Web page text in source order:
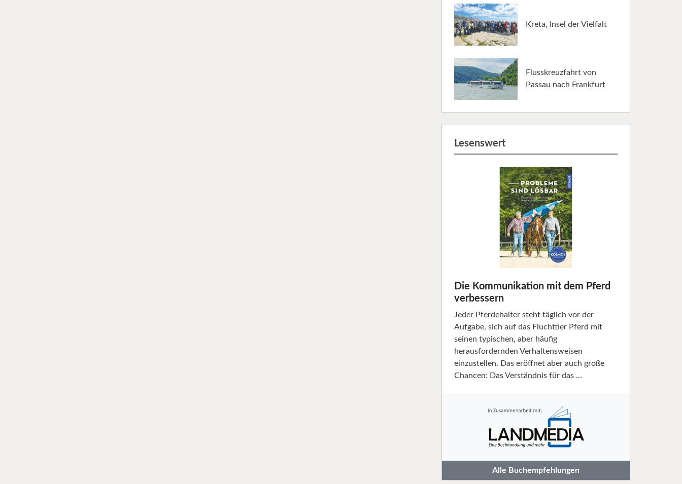
Kreta, Insel der Vielfalt
Flusskreuzfahrt von
Passau nach Frankfurt
Lesenswert
Die Kommunikation mit dem Pferd
verbessern
Jeder Pferdehalter steht täglich vor der
Aufgabe, sich auf das Fluchttier Pferd mit
seinen typischen, aber häufig
herausfordernden Verhaltensweisen
einzustellen. Das eröffnet aber auch große
Chancen: Das Verständnis für das …
Alle Buchempfehlungen